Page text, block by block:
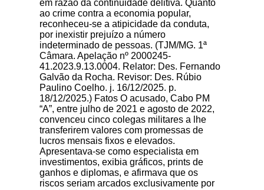
em razão da continuidade delitiva. Quanto
ao crime contra a economia popular,
reconheceu-se a atipicidade da conduta,
por inexistir prejuízo a número
indeterminado de pessoas. (TJM/MG. 1ª
Câmara. Apelação nº 2000245-
41.2023.9.13.0004. Relator: Des. Fernando
Galvão da Rocha. Revisor: Des. Rúbio
Paulino Coelho. j. 16/12/2025. p.
18/12/2025.) Fatos O acusado, Cabo PM
“A”, entre julho de 2021 e agosto de 2022,
convenceu cinco colegas militares a lhe
transferirem valores com promessas de
lucros mensais fixos e elevados.
Apresentava-se como especialista em
investimentos, exibia gráficos, prints de
ganhos e diplomas, e afirmava que os
riscos seriam arcados exclusivamente por